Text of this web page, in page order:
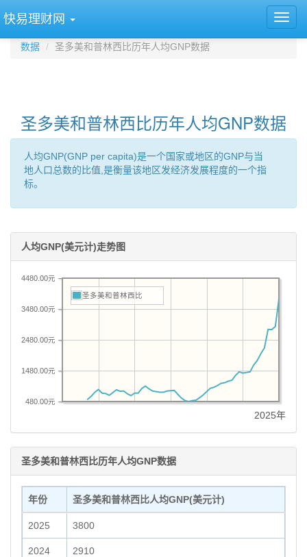
快易理财网
数据 圣多美和普林西比历年人均GNP数据
圣多美和普林西比历年人均GNP数据
人均GNP(GNP per capita)是一个国家或地区的GNP与当
地人口总数的比值,是衡量该地区发经济发展程度的一个指
标。
人均GNP(美元计)走势图
480.00元
1480.00元
2480.00元
3480.00元
4480.00元
圣多美和普林西比
2025年
圣多美和普林西比历年人均GNP数据
年份 圣多美和普林西比人均GNP(美元计)
2025 3800
2024 2910